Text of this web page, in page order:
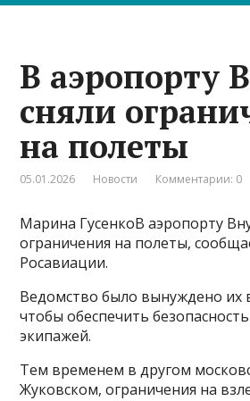
В аэропорту
сняли
на полеты
05.01.2026 Новости Комментарии: 0
Марина ГусенкоВ аэропорту
ограничения на полеты,
Росавиации.
Ведомство было вынуждено их
чтобы обеспечить
экипажей.
Тем временем в другом
Жуковском, ограничения на